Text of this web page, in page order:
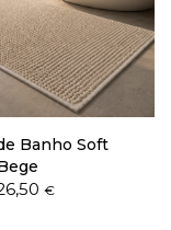
Banho Soft
€